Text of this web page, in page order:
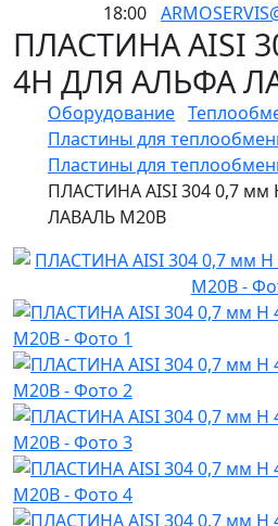
18:00
ПЛАСТИНА AISI
4H ДЛЯ АЛЬФА
Оборудование
Пластины для
Пластины для
ПЛАСТИНА AISI 304 0,7 мм
ЛАВАЛЬ M20B